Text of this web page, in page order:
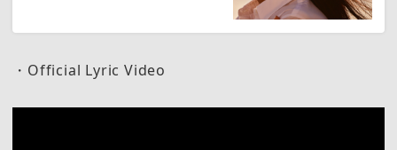
・Official Lyric Video